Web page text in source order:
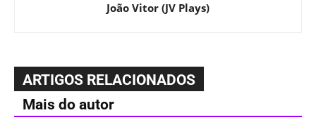
João Vitor (JV Plays)
ARTIGOS RELACIONADOS
Mais do autor